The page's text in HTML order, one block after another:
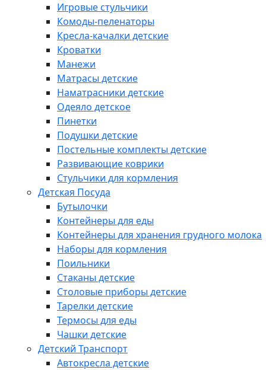
Игровые стульчики
Комоды-пеленаторы
Кресла-качалки детские
Кроватки
Манежи
Матрасы детские
Наматрасники детские
Одеяло детское
Пинетки
Подушки детские
Постельные комплекты детские
Развивающие коврики
Стульчики для кормления
Детская Посуда
Бутылочки
Контейнеры для еды
Контейнеры для хранения грудного молока
Наборы для кормления
Поильники
Стаканы детские
Столовые приборы детские
Тарелки детские
Термосы для еды
Чашки детские
Детский Транспорт
Автокресла детские